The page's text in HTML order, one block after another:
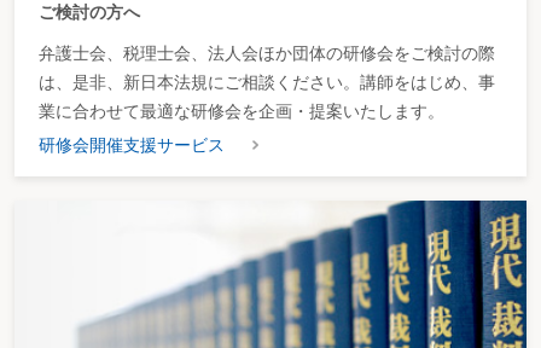
ご検討の方へ
弁護士会、税理士会、法人会ほか団体の研修会をご検討の際
は、是非、新日本法規にご相談ください。講師をはじめ、事
業に合わせて最適な研修会を企画・提案いたします。
研修会開催支援サービス